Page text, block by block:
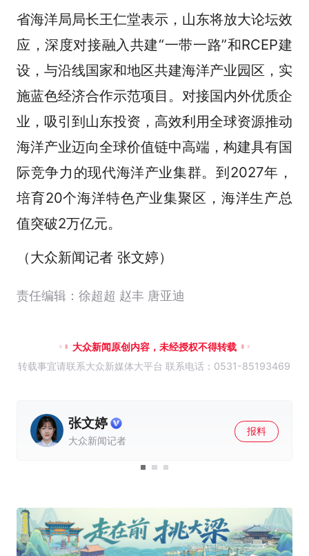
省海洋局局长王仁堂表示，山东将放大论坛效
应，深度对接融入共建“一带一路”和RCEP建
设，与沿线国家和地区共建海洋产业园区，实
施蓝色经济合作示范项目。对接国内外优质企
业，吸引到山东投资，高效利用全球资源推动
海洋产业迈向全球价值链中高端，构建具有国
际竞争力的现代海洋产业集群。到2027年，
培育20个海洋特色产业集聚区，海洋生产总
值突破2万亿元。
（大众新闻记者 张文婷）
责任编辑：徐超超 赵丰 唐亚迪
大众新闻原创内容，未经授权不得转载
转载事宜请联系大众新媒体大平台 联系电话：0531-85193469
赵丰
大众新闻记者
报料